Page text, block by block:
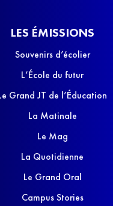
LES ÉMISSIONS
Souvenirs d’écolier
L’École du futur
Grand JT de l’Éducation
La Matinale
Le Mag
La Quotidienne
Le Grand Oral
Campus Stories